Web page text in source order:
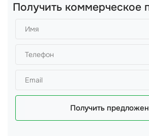
Получить коммерческое
Получить